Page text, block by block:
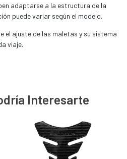
adaptarse a la estructura de la
puede variar según el modelo.
el ajuste de las maletas y su sistema
viaje.
Interesarte